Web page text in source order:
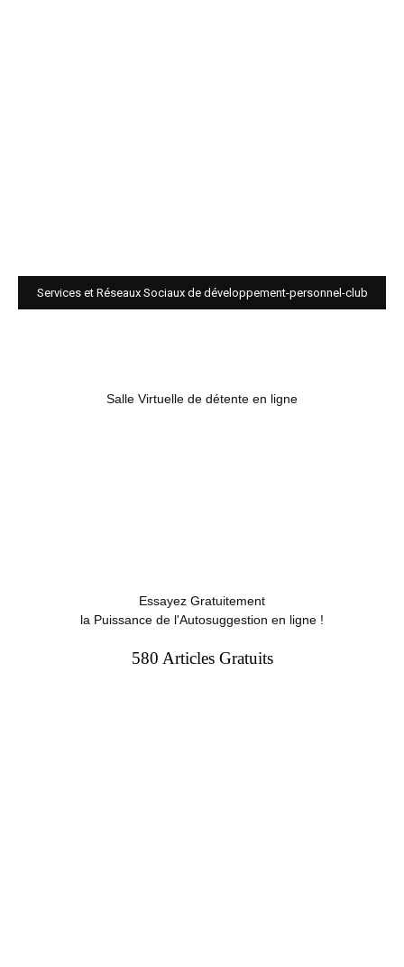
Services et Réseaux Sociaux de développement-personnel-club
Salle Virtuelle de détente en ligne
Essayez Gratuitement
la Puissance de l'Autosuggestion en ligne !
580 Articles Gratuits